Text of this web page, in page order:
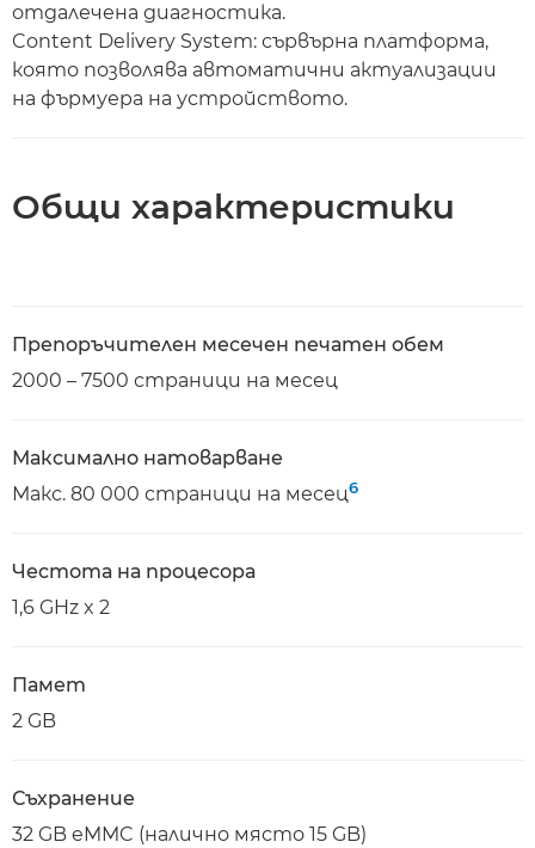
отдалечена диагностика.
Content Delivery System: сървърна платформа,
която позволява автоматични актуализации
на фърмуера на устройството.
Общи характеристики
Препоръчителен месечен печатен обем
2000 – 7500 страници на месец
Максимално натоварване
Макс. 80 000 страници на месец6
Честота на процесора
1,6 GHz x 2
Памет
2 GB
Съхранение
32 GB eMMC (налично място 15 GB)